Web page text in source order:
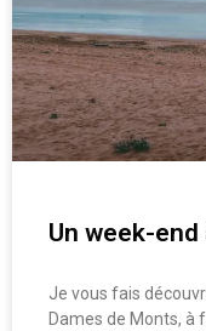
Un week-end
Je vous fais
Dames de Monts, à